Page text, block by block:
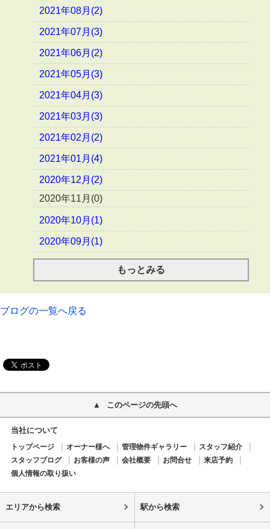
2021年08月(2)
2021年07月(3)
2021年06月(2)
2021年05月(3)
2021年04月(3)
2021年03月(3)
2021年02月(2)
2021年01月(4)
2020年12月(2)
2020年11月(0)
2020年10月(1)
2020年09月(1)
もっとみる
ブログの一覧へ戻る
このページの先頭へ
当社について
トップページ オーナー様へ 管理物件ギャラリー
スタッフ紹介
スタッフブログ
お客様の声 会社概要 お問合せ
来店予約
個人情報の取り扱い
エリアから検索 駅から検索